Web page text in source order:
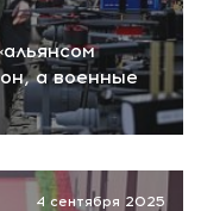
а военные
4 сентября 2025